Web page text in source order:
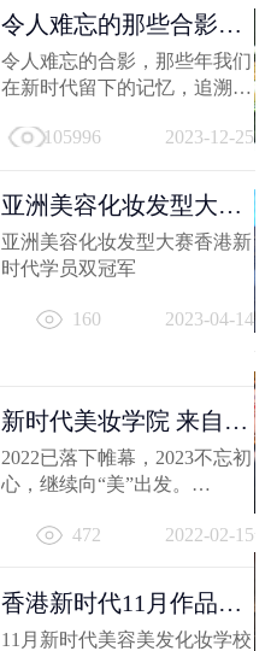
令人难忘的那些合影，
新时代学员...
令人难忘的合影，那些年我们
在新时代留下的记忆，追溯时
105996
2023-12-25
亚洲美容化妆发型大赛
香港新时代...
亚洲美容化妆发型大赛香港新
时代学员双冠军
160 2023-04-14
新时代美妆学院 来自
2022的回忆
2022已落下帷幕，2023不忘初
心，继续向“美”出发。
的小...
472 2022-02-15
香港新时代11月作品
选，惊艳潮流...
11月新时代美容美发化妆学校